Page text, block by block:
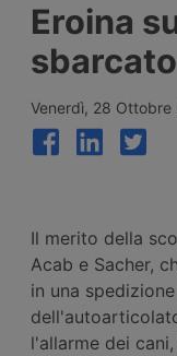
degli
l’elenco
ammesse
l’uscita
per il 2026.
Eroina
Venerdì, 28 Ottobre
Il merito della
Acab e Sacher,
in una
l'allarme dei